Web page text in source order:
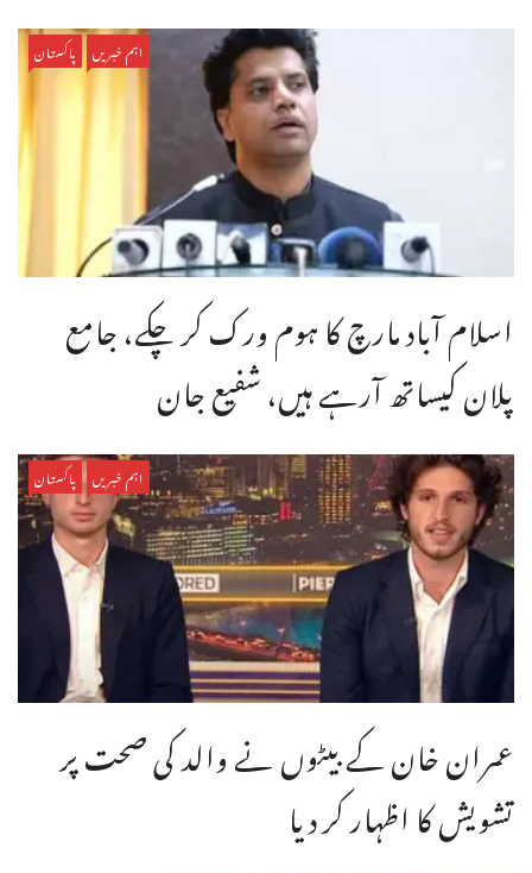
اہم خبریں پاکستان
اسلام آباد مارچ کا ہوم ورک کر چکے، جامع
پلان کیساتھ آرہے ہیں، شفیع جان
اہم خبریں پاکستان
عمران خان کے بیٹوں نے والد کی صحت پر
تشویش کا اظہار کر دیا